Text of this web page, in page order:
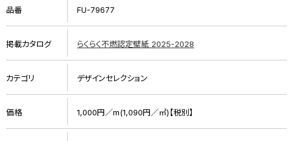
品番 FU-79677
掲載カタログ らくらく不燃認定壁紙 2025-2028
カテゴリ デザインセレクション
価格 1,000円／m(1,090円／㎡)【税別】